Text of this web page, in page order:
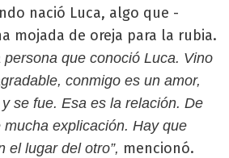
nació Luca, algo que -
mojada de oreja para la rubia.
persona que conoció Luca. Vino
conmigo es un amor,
se fue. Esa es la relación. De
explicación. Hay que
el lugar del otro”, mencionó.